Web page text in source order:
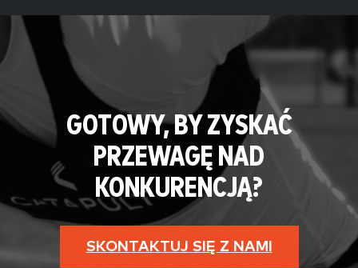
GOTOWY, BY ZYSKAĆ
PRZEWAGĘ NAD
KONKURENCJĄ?
SKONTAKTUJ SIĘ Z NAMI